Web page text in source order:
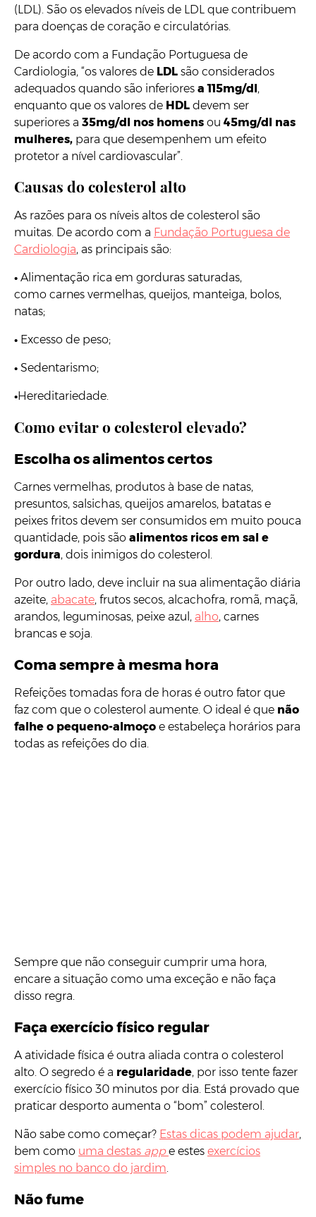
(LDL). São os elevados níveis de LDL que contribuem
para doenças de coração e circulatórias.
De acordo com a Fundação Portuguesa de
Cardiologia, “os valores de LDL são considerados
adequados quando são inferiores a 115mg/dl,
enquanto que os valores de HDL devem ser
superiores a 35mg/dl nos homens ou 45mg/dl nas
mulheres, para que desempenhem um efeito
protetor a nível cardiovascular”.
Causas do colesterol alto
As razões para os níveis altos de colesterol são
muitas. De acordo com a Fundação Portuguesa de
Cardiologia, as principais são:
• Alimentação rica em gorduras saturadas,
como carnes vermelhas, queijos, manteiga, bolos,
natas;
• Excesso de peso;
• Sedentarismo;
•Hereditariedade.
Como evitar o colesterol elevado?
Escolha os alimentos certos
Carnes vermelhas, produtos à base de natas,
presuntos, salsichas, queijos amarelos, batatas e
peixes fritos devem ser consumidos em muito pouca
quantidade, pois são alimentos ricos em sal e
gordura, dois inimigos do colesterol.
Por outro lado, deve incluir na sua alimentação diária
azeite, abacate, frutos secos, alcachofra, romã, maçã,
arandos, leguminosas, peixe azul, alho, carnes
brancas e soja.
Coma sempre à mesma hora
Refeições tomadas fora de horas é outro fator que
faz com que o colesterol aumente. O ideal é que não
falhe o pequeno-almoço e estabeleça horários para
todas as refeições do dia.
Sempre que não conseguir cumprir uma hora,
encare a situação como uma exceção e não faça
disso regra.
Faça exercício físico regular
A atividade física é outra aliada contra o colesterol
alto. O segredo é a regularidade, por isso tente fazer
exercício físico 30 minutos por dia. Está provado que
praticar desporto aumenta o “bom” colesterol.
Não sabe como começar? Estas dicas podem ajudar,
bem como uma destas app e estes exercícios
simples no banco do jardim
Não fume